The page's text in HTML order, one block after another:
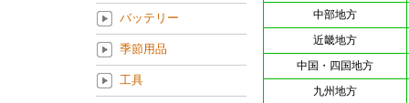
中部地方
近畿地方
中国・四国地方
九州地方
バッテリー
季節用品
工具